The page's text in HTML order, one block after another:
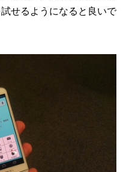
せるようになると良いで